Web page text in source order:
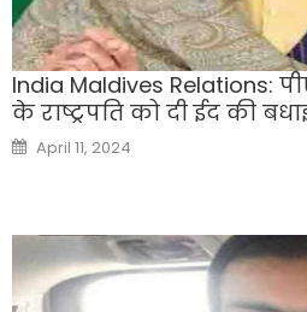
India Maldives Relations:
के राष्ट्रपति को दी ईद की
Posted
on
April 11, 2024